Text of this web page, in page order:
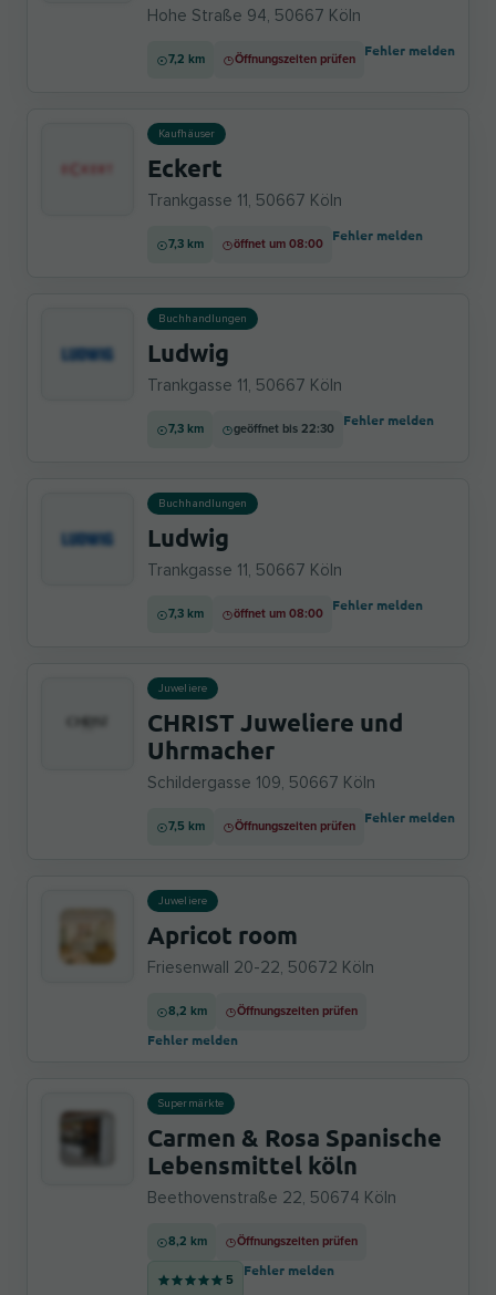
Hohe Straße 94, 50667 Köln
7,2 km Öffnungszeiten prüfen
Fehler melden
Kaufhäuser
Eckert
Trankgasse 11, 50667 Köln
7,3 km öffnet um 08:00
Fehler melden
Buchhandlungen
Ludwig
Trankgasse 11, 50667 Köln
7,3 km geöffnet bis 22:30
Fehler melden
Buchhandlungen
Ludwig
Trankgasse 11, 50667 Köln
7,3 km öffnet um 08:00
Fehler melden
Juweliere
CHRIST Juweliere und
Uhrmacher
Schildergasse 109, 50667 Köln
7,5 km Öffnungszeiten prüfen
Fehler melden
Juweliere
Apricot room
Friesenwall 20-22, 50672 Köln
8,2 km Öffnungszeiten prüfen
Fehler melden
Supermärkte
Carmen & Rosa Spanische
Lebensmittel köln
Beethovenstraße 22, 50674 Köln
8,2 km Öffnungszeiten prüfen
5
Fehler melden